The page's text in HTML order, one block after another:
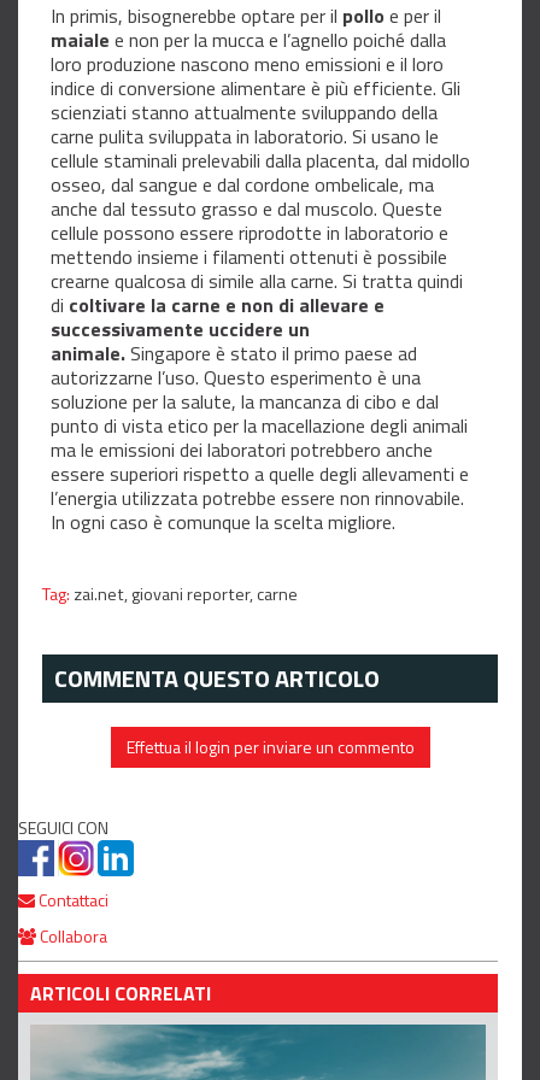
In primis, bisognerebbe optare per il pollo e per il
maiale e non per la mucca e l’agnello poiché dalla
loro produzione nascono meno emissioni e il loro
indice di conversione alimentare è più efficiente. Gli
scienziati stanno attualmente sviluppando della
carne pulita sviluppata in laboratorio. Si usano le
cellule staminali prelevabili dalla placenta, dal midollo
osseo, dal sangue e dal cordone ombelicale, ma
anche dal tessuto grasso e dal muscolo. Queste
cellule possono essere riprodotte in laboratorio e
mettendo insieme i filamenti ottenuti è possibile
crearne qualcosa di simile alla carne. Si tratta quindi
di coltivare la carne e non di allevare e
successivamente uccidere un
animale.Singapore è stato il primo paese ad
autorizzarne l’uso. Questo esperimento è una
soluzione per la salute, la mancanza di cibo e dal
punto di vista etico per la macellazione degli animali
ma le emissioni dei laboratori potrebbero anche
essere superiori rispetto a quelle degli allevamenti e
l’energia utilizzata potrebbe essere non rinnovabile.
In ogni caso è comunque la scelta migliore.
Tag: zai.net,giovani reporter,carne
COMMENTA QUESTO ARTICOLO
Effettua il login per inviare un commento
SEGUICI CON
Contattaci
Collabora
ARTICOLI CORRELATI